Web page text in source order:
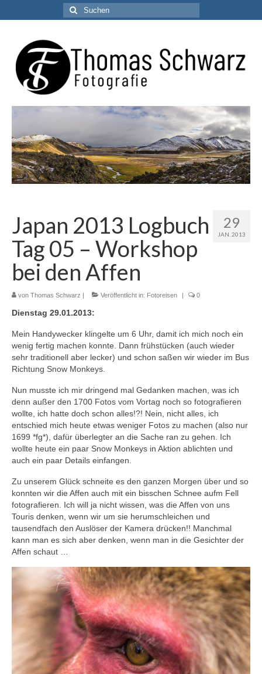
Suchen
nach:
29
JAN. 2013
Japan 2013 Logbuch
Tag 05 – Workshop
bei den Affen
von Thomas Schwarz | Veröffentlicht in: Fotoreisen | 0
Dienstag 29.01.2013:
Mein Handywecker klingelte um 6 Uhr, damit ich mich noch ein
wenig fertig machen konnte. Dann frühstücken (auch wieder
sehr traditionell aber lecker) und schon saßen wir wieder im Bus
Richtung Snow Monkeys.
Nun musste ich mir dringend mal Gedanken machen, was ich
denn außer den 1700 Fotos vom Vortag noch so fotografieren
wollte, ich hatte doch schon alles!?! Nein, nicht alles, ich
entschied mich heute etwas weniger Fotos zu machen (also nur
1699 *fg*), dafür überlegter an die Sache ran zu gehen. Ich
wollte heute ein paar Snow Monkeys in Aktion ablichten und
auch ein paar Details einfangen.
Zu unserem Glück schneite es den ganzen Morgen über und so
konnten wir die Affen auch mit ein bisschen Schnee aufm Fell
fotografieren. Ich will ja nicht wissen, was die Affen von uns
Touris denken, wenn wir um sie herumschleichen und
tausendfach den Auslöser der Kamera drücken!! Manchmal
kann man es sich aber denken, wenn man in die Gesichter der
Affen schaut …